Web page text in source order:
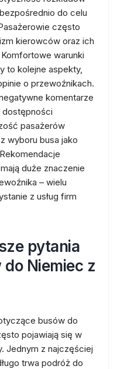
do celu
często
kierowców oraz ich
warunki
to kolejne aspekty,
o przewoźnikach.
komentarze
pasażerów
wyboru busa jako
duże znaczenie
– wielu
z usług firm
pytania
Niemiec z
busów do
pojawiają się w
Jednym z najczęściej
trwa podróż do